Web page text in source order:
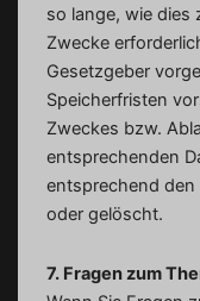
so lange, wie dies
Zwecke
Gesetzgeber
Speicherfristen
Zweckes bzw.
entsprechenden
entsprechend
oder gelöscht.
7. Fragen zum